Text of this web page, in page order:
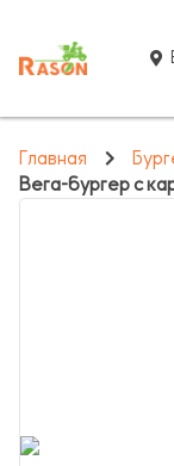
Главная
Вега-бургер с